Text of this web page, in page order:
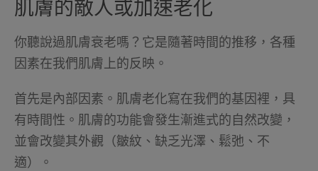
肌膚的敵人或加速老化
你聽說過肌膚衰老嗎？它是隨著時間的推移，各種
因素在我們肌膚上的反映。
首先是內部因素。肌膚老化寫在我們的基因裡，具
有時間性。肌膚的功能會發生漸進式的自然改變，
並會改變其外觀（皺紋、缺乏光澤、鬆弛、不
適）。